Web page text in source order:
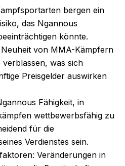
bergen ein
das Ngannous
könnte.
von MMA-Kämpfern
was sich
Preisgelder auswirken
Fähigkeit, in
wettbewerbsfähig zu
für die
Verdienstes sein.
Veränderungen in